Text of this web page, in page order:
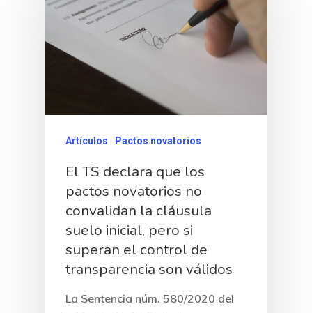
Artículos Pactos novatorios
El TS declara que los
pactos novatorios no
convalidan la cláusula
suelo inicial, pero si
superan el control de
transparencia son válidos
La Sentencia núm. 580/2020 del